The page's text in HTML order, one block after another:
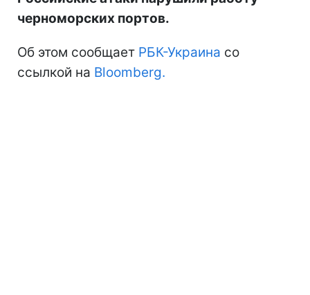
черноморских портов.
Об этом сообщает РБК-Украина со
ссылкой на Bloomberg.